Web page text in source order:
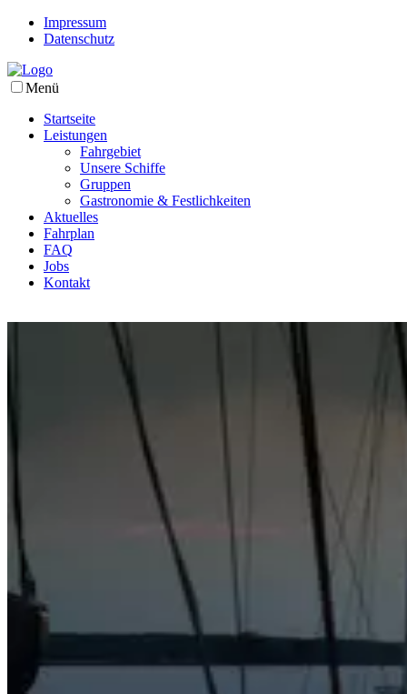
Impressum
Datenschutz
Menü
Startseite
Leistungen
Fahrgebiet
Unsere Schiffe
Gruppen
Gastronomie & Festlichkeiten
Aktuelles
Fahrplan
FAQ
Jobs
Kontakt